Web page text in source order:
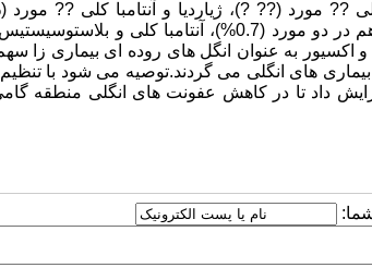
بلاستوسیستیس هومی نیس ? مورد (0.7%)، ژیاردیا و بلاستوسیستیس هومی نیس با هم در دو مورد (0.7%)، آنتامبا
ژیاردیا و اکسیور به عنوان انگل های روده ای بیماری زا
های انگلی می گردند.توصیه می شود با تنظیم
داد تا در کاهش عفونت های انگلی منطقه